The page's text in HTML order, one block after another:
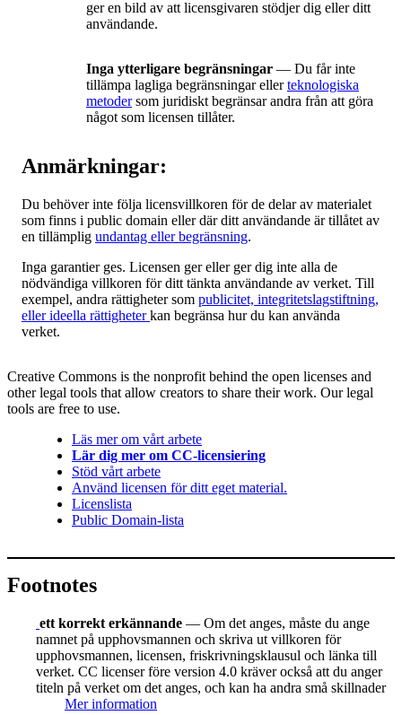
ger en bild av att licensgivaren stödjer dig eller ditt
användande.
Inga ytterligare begränsningar — Du får inte
tillämpa lagliga begränsningar ellerteknologiska
metodersom juridiskt begränsar andra från att göra
något som licensen tillåter.
Anmärkningar:
Du behöver inte följa licensvillkoren för de delar av materialet
som finns i public domain eller där ditt användande är tillåtet av
en tillämplig undantag eller begränsning.
Inga garantier ges. Licensen ger eller ger dig inte alla de
nödvändiga villkoren för ditt tänkta användande av verket. Till
exempel, andra rättigheter som publicitet, integritetslagstiftning,
eller ideella rättigheterkan begränsa hur du kan använda
verket.
Creative Commons is the nonprofit behind the open licenses and
other legal tools that allow creators to share their work. Our legal
tools are free to use.
Läs mer om vårt arbete
Lär dig mer om CC-licensiering
Stöd vårt arbete
Använd licensen för ditt eget material.
Licenslista
Public Domain-lista
Footnotes
ett korrekt erkännande — Om det anges, måste du ange
namnet på upphovsmannen och skriva ut villkoren för
upphovsmannen, licensen, friskrivningsklausul och länka till
verket. CC licenser före version 4.0 kräver också att du anger
titeln på verket om det anges, och kan ha andra små skillnader
Mer information